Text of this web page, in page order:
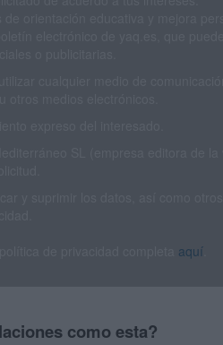
aquí
como esta?